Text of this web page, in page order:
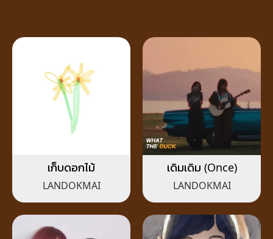
เก็บดอกไม้
LANDOKMAI
เดิมเดิม (Once)
LANDOKMAI